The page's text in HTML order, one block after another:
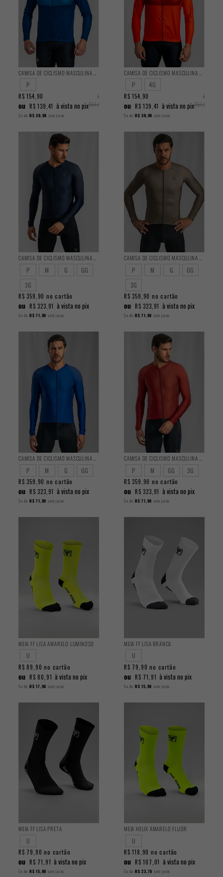
P
R$
251,90
R$ 154,90
ou R$ 139,41 à vista no pix
5x de R$ 30,98 sem juros
P 4G
R$
251,90
R$ 154,90
ou R$ 139,41 à vista no pix
5x de R$ 30,98 sem juros
CAMISA DE CICLISMO MASCULINA TRAINING MANGA LONGA GRAVITY
P M G
GG
3G
R$ 359,90 no cartão
ou R$ 323,91 à vista no pix
5x de R$ 71,98 sem juros
CAMISA DE CICLISMO MASCULINA TRAINING MANGA LONGA MOUSSE
P M G
GG
3G
R$ 359,90 no cartão
ou R$ 323,91 à vista no pix
5x de R$ 71,98 sem juros
P M G GG
R$ 359,90 no cartão
ou R$ 323,91 à vista no pix
5x de R$ 71,98 sem juros
P M GG 3G
R$ 359,90 no cartão
ou R$ 323,91 à vista no pix
5x de R$ 71,98 sem juros
MEIA FF LISA AMARELO LUMINOSO
U
R$ 89,90 no cartão
ou R$ 80,91 à vista no pix
5x de R$ 17,98 sem juros
MEIA FF LISA BRANCA
U
R$ 79,90 no cartão
ou R$ 71,91 à vista no pix
5x de R$ 15,98 sem juros
MEIA FF LISA PRETA
U
R$ 79,90 no cartão
ou R$ 71,91 à vista no pix
5x de R$ 15,98 sem juros
MEIA HELIX AMARELO FLUOR
U
R$ 118,90 no cartão
ou R$ 107,01 à vista no pix
5x de R$ 23,78 sem juros